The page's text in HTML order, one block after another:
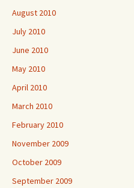
August 2010
July 2010
June 2010
May 2010
April 2010
March 2010
February 2010
November 2009
October 2009
September 2009